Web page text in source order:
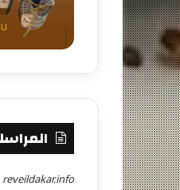
reveildakar.info رفي داكار.انفو